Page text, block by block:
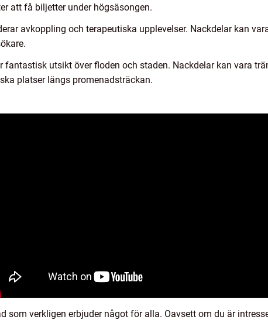
att få biljetter under högsäsongen.
avkoppling och terapeutiska upplevelser. Nackdelar kan
fantastisk utsikt över floden och staden. Nackdelar kan vara
platser längs promenadsträckan.
som verkligen erbjuder något för alla. Oavsett om du är